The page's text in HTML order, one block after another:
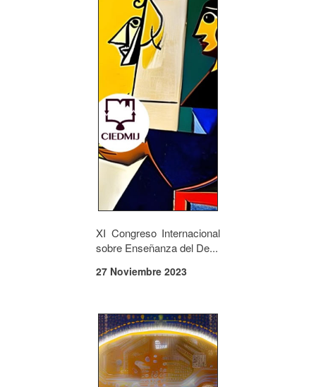
XI Congreso Internacional
sobre Enseñanza del De...
27 Noviembre 2023